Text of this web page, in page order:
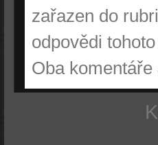
zařazen do
odpovědi
Oba